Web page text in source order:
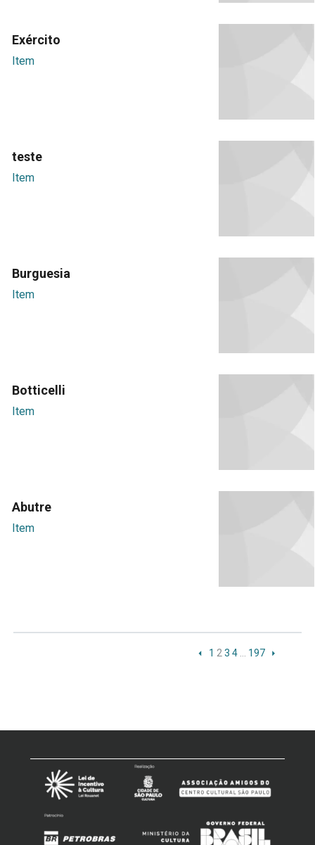
Exército
Item
teste
Item
Burguesia
Item
Botticelli
Item
Abutre
Item
1 2 3 4 197